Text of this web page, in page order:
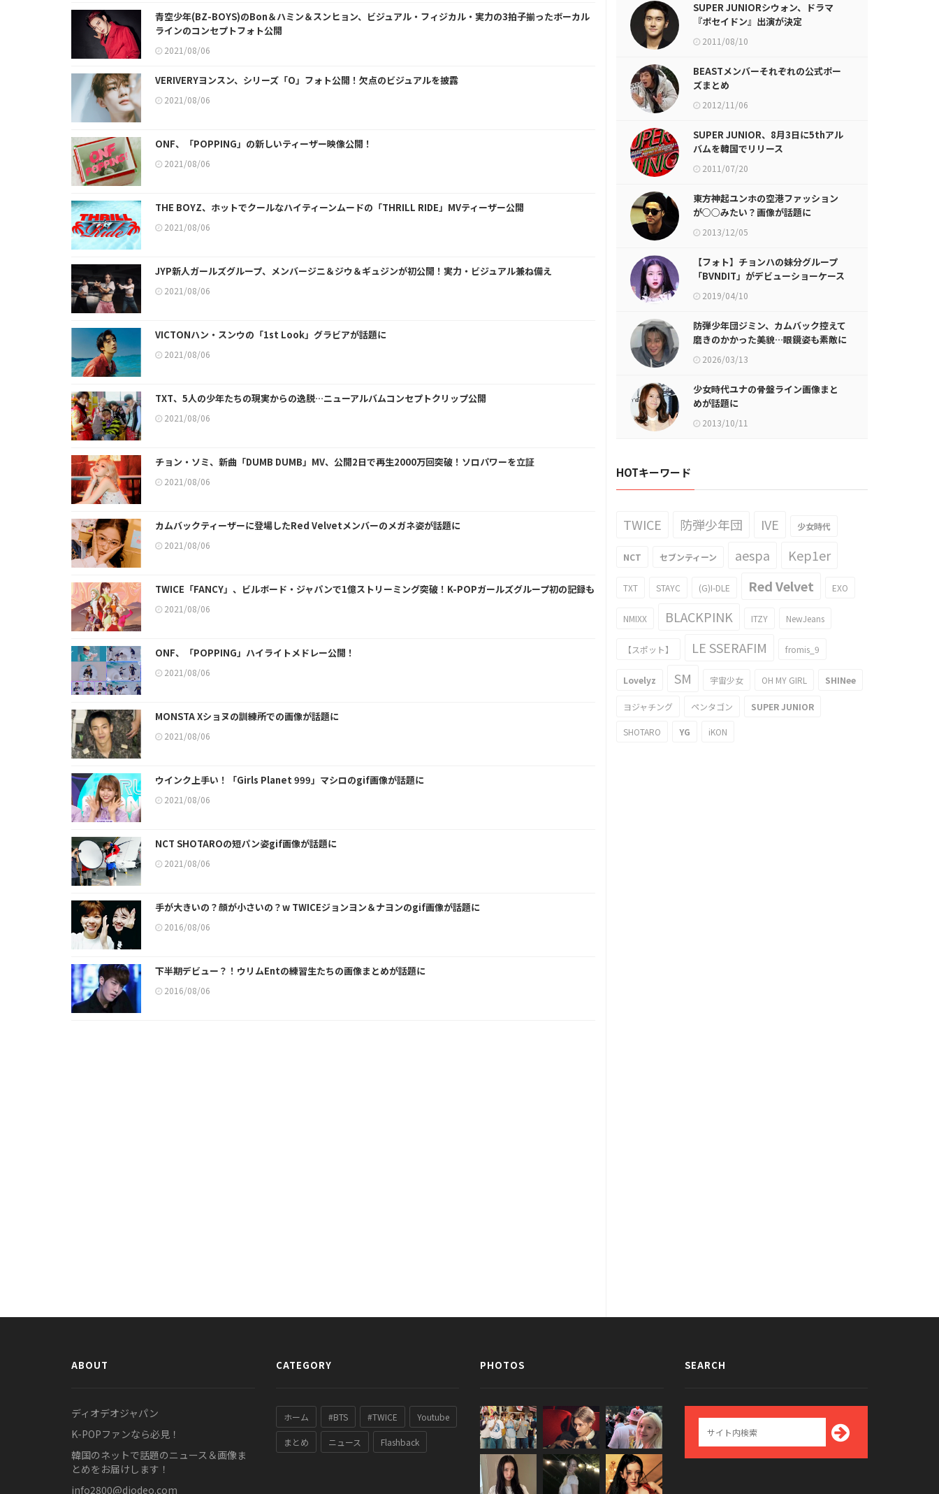
青空少年(BZ-BOYS)のBon＆ハミン＆スンヒョン、ビジュアル・フィジカル・実力の3拍子揃ったボーカル
ラインのコンセプトフォト公開
2021/08/06
VERIVERYヨンスン、シリーズ「O」フォト公開！欠点のビジュアルを披露
2021/08/06
ONF、「POPPING」の新しいティーザー映像公開！
2021/08/06
THE BOYZ、ホットでクールなハイティーンムードの「THRILL RIDE」MVティーザー公開
2021/08/06
JYP新人ガールズグループ、メンバージニ＆ジウ＆ギュジンが初公開！実力・ビジュアル兼ね備え
2021/08/06
VICTONハン・スンウの「1st Look」グラビアが話題に
2021/08/06
TXT、5人の少年たちの現実からの逸脱…ニューアルバムコンセプトクリップ公開
2021/08/06
チョン・ソミ、新曲「DUMB DUMB」MV、公開2日で再生2000万回突破！ソロパワーを立証
2021/08/06
カムバックティーザーに登場したRed Velvetメンバーのメガネ姿が話題に
2021/08/06
TWICE「FANCY」、ビルボード・ジャパンで1億ストリーミング突破！K-POPガールズグループ初の記録も
2021/08/06
ONF、「POPPING」ハイライトメドレー公開！
2021/08/06
MONSTA Xショヌの訓練所での画像が話題に
2021/08/06
ウインク上手い！「Girls Planet 999」マシロのgif画像が話題に
2021/08/06
NCT SHOTAROの短パン姿gif画像が話題に
2021/08/06
手が大きいの？顔が小さいの？w TWICEジョンヨン＆ナヨンのgif画像が話題に
2016/08/06
下半期デビュー？！ウリムEntの練習生たちの画像まとめが話題に
2016/08/06
SUPER JUNIORシウォン、ドラマ
『ポセイドン』出演が決定
2011/08/10
BEASTメンバーそれぞれの公式ポー
ズまとめ
2012/11/06
SUPER JUNIOR、8月3日に5thアル
バムを韓国でリリース
2011/07/20
東方神起ユンホの空港ファッション
が○○みたい？画像が話題に
2013/12/05
【フォト】チョンハの妹分グループ
「BVNDIT」がデビューショーケース
を開催
2019/04/10
防弾少年団ジミン、カムバック控えて
磨きのかかった美貌…眼鏡姿も素敵に
2026/03/13
少女時代ユナの骨盤ライン画像まと
めが話題に
2013/10/11
HOTキーワード
TWICE 防弾少年団 IVE 少女時代
NCT セブンティーン aespa Kep1er
TXT STAYC (G)I-DLE Red Velvet EXO
NMIXX BLACKPINK ITZY NewJeans
【スポット】 LE SSERAFIM fromis_9
Lovelyz SM 宇宙少女 OH MY GIRL SHINee
ヨジャチング ペンタゴン SUPER JUNIOR
SHOTARO YG iKON
ABOUT
ディオデオジャパン
K-POPファンなら必見！
韓国のネットで話題のニュース＆画像ま
とめをお届けします！
info2800@diodeo.com
CATEGORY
ホーム #BTS #TWICE Youtube
まとめ ニュース Flashback
PHOTOS SEARCH